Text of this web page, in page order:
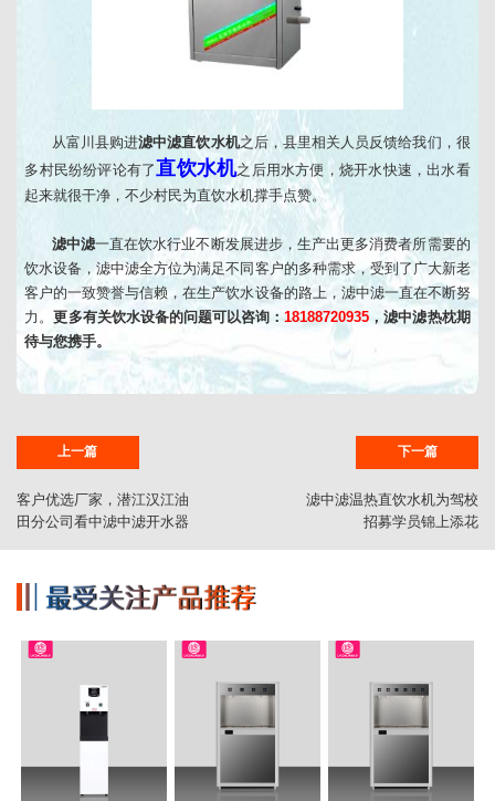
从富川县购进滤中滤直饮水机之后，县里相关人员反馈给我们，很
多村民纷纷评论有了直饮水机之后用水方便，烧开水快速，出水看
起来就很干净，不少村民为直饮水机撑手点赞。
滤中滤一直在饮水行业不断发展进步，生产出更多消费者所需要的
饮水设备，滤中滤全方位为满足不同客户的多种需求，受到了广大新老
客户的一致赞誉与信赖，在生产饮水设备的路上，滤中滤一直在不断努
力。更多有关饮水设备的问题可以咨询：18188720935 ，滤中滤热枕期
待与您携手。
上一篇
客户优选厂家，潜江汉江油
田分公司看中滤中滤开水器
下一篇
滤中滤温热直饮水机为驾校
招募学员锦上添花